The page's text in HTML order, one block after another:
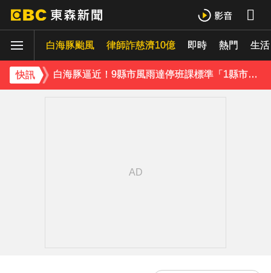
白海豚颱風 律師詐慈濟10億 即時 熱門 生活
快訊
澎湖13孩沒人顧！擠10坪屋「小孩顧小孩」 母離家帶走補助金
白海豚逼近！9縣市風雨達停班課標準「1縣市宣布了」